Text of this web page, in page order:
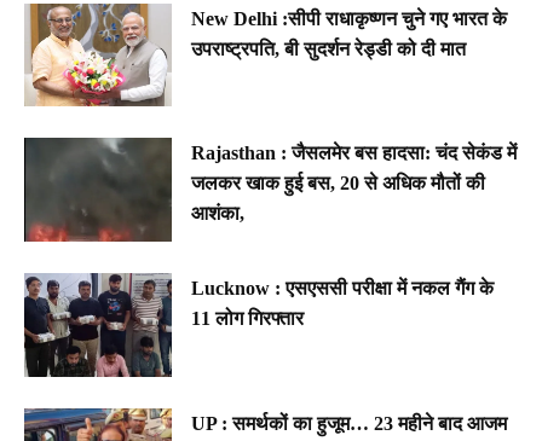
New Delhi :सीपी राधाकृष्णन चुने गए भारत के
उपराष्ट्रपति, बी सुदर्शन रेड्डी को दी मात
Rajasthan : जैसलमेर बस हादसा: चंद सेकंड में
जलकर खाक हुई बस, 20 से अधिक मौतों की
आशंका,
Lucknow : एसएससी परीक्षा में नकल गैंग के
11 लोग गिरफ्तार
UP : समर्थकों का हुजूम… 23 महीने बाद आजम